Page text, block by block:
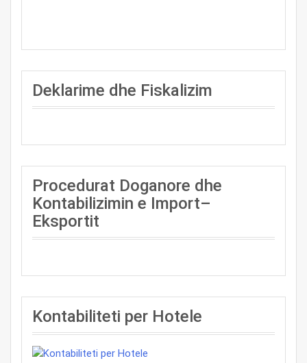
Deklarime dhe Fiskalizim
Procedurat Doganore dhe
Kontabilizimin e Import–
Eksportit
Kontabiliteti per Hotele